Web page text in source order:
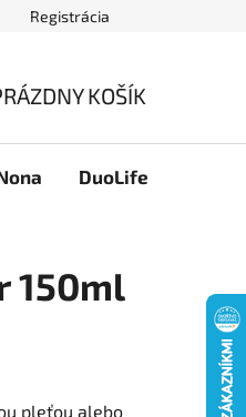
Obchodné podmienky
Registrácia
KOŠÍK
DuoLife
150ml
pleťou alebo